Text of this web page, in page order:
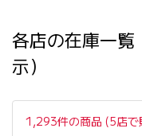
各店の在庫一
示）
1,293件の商品 (5店で